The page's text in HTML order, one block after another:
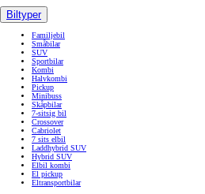
Biltyper
Familjebil
Småbilar
SUV
Sportbilar
Kombi
Halvkombi
Pickup
Minibuss
Skåpbilar
7-sitsig bil
Crossover
Cabriolet
7 sits elbil
Laddhybrid SUV
Hybrid SUV
Elbil kombi
El pickup
Eltransportbilar